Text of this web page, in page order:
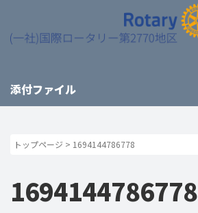
添付ファイル
トップページ > 1694144786778
1694144786778